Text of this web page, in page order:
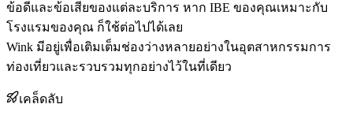
ข้อดีและข้อเสียของแต่ละบริการ หาก IBE ของคุณเหมาะกับ
โรงแรมของคุณ ก็ใช้ต่อไปได้เลย
Wink มีอยู่เพื่อเติมเต็มช่องว่างหลายอย่างในอุตสาหกรรมการ
ท่องเที่ยวและรวบรวมทุกอย่างไว้ในที่เดียว
เคล็ดลับ